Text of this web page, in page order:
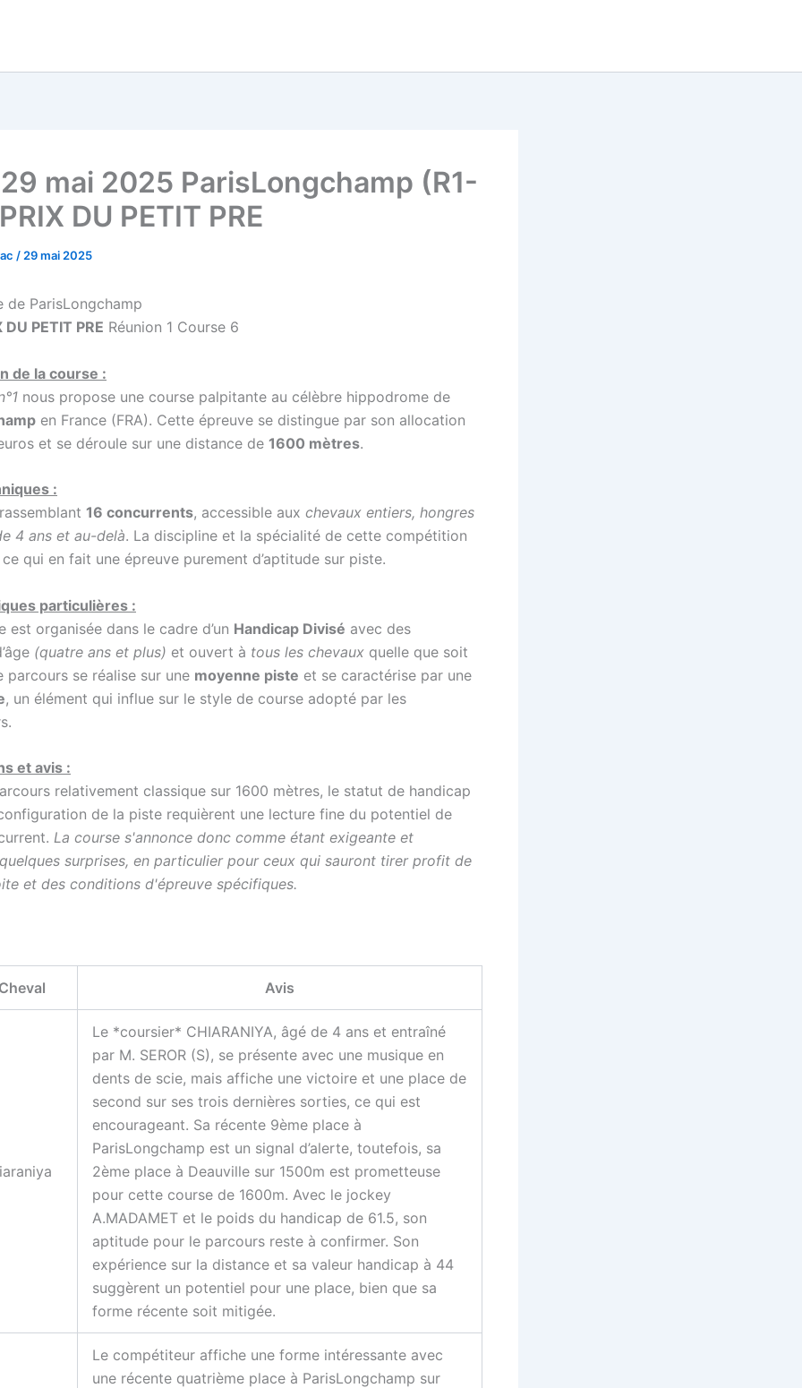
mai 2025 ParisLongchamp (R1-
DU PETIT PRE
/ 29 mai 2025
de ParisLongchamp
DU PETIT PRE Réunion 1 Course 6
de la course :
nous propose une course palpitante au célèbre hippodrome de
en France (FRA). Cette épreuve se distingue par son allocation
et se déroule sur une distance de 1600 mètres.
:
16 concurrents, accessible aux chevaux entiers, hongres
4 ans et au-delà. La discipline et la spécialité de cette compétition
ce qui en fait une épreuve purement d’aptitude sur piste.
particulières :
est organisée dans le cadre d’un Handicap Divisé avec des
(quatre ans et plus) et ouvert à tous les chevaux quelle que soit
parcours se réalise sur une moyenne piste et se caractérise par une
, un élément qui influe sur le style de course adopté par les
et avis :
relativement classique sur 1600 mètres, le statut de handicap
de la piste requièrent une lecture fine du potentiel de
La course s'annonce donc comme étant exigeante et
surprises, en particulier pour ceux qui sauront tirer profit de
et des conditions d'épreuve spécifiques.
Avis
Le *coursier* CHIARANIYA, âgé de 4 ans et entraîné
par M. SEROR (S), se présente avec une musique en
dents de scie, mais affiche une victoire et une place de
second sur ses trois dernières sorties, ce qui est
encourageant. Sa récente 9ème place à
ParisLongchamp est un signal d’alerte, toutefois, sa
2ème place à Deauville sur 1500m est prometteuse
pour cette course de 1600m. Avec le jockey
A.MADAMET et le poids du handicap de 61.5, son
aptitude pour le parcours reste à confirmer. Son
expérience sur la distance et sa valeur handicap à 44
suggèrent un potentiel pour une place, bien que sa
forme récente soit mitigée.
Le compétiteur affiche une forme intéressante avec
une récente quatrième place à ParisLongchamp sur
now